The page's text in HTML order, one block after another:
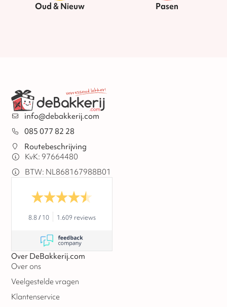
Oud & Nieuw Pasen
info@debakkerij.com
085 077 82 28
Routebeschrijving
KvK: 97664480
BTW: NL868167988B01
8.8/ 10 1.609 reviews
Over DeBakkerij.com
Over ons
Veelgestelde vragen
Klantenservice